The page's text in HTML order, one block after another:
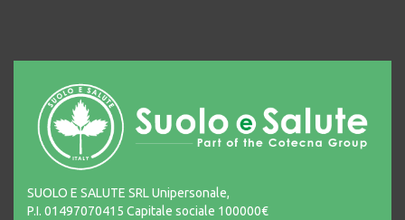
SUOLO E SALUTE SRL Unipersonale,
P.I. 01497070415 Capitale sociale 100000€